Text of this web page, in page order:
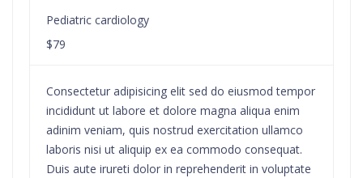
Pediatric cardiology
$79
Consectetur adipisicing elit sed do eiusmod tempor
incididunt ut labore et dolore magna aliqua enim
adinim veniam, quis nostrud exercitation ullamco
laboris nisi ut aliquip ex ea commodo consequat.
Duis aute irureti dolor in reprehenderit in voluptate